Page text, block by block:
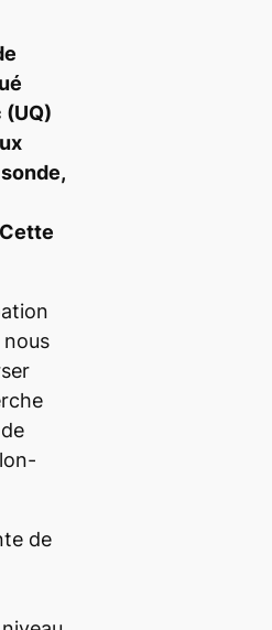
(UQ)
de